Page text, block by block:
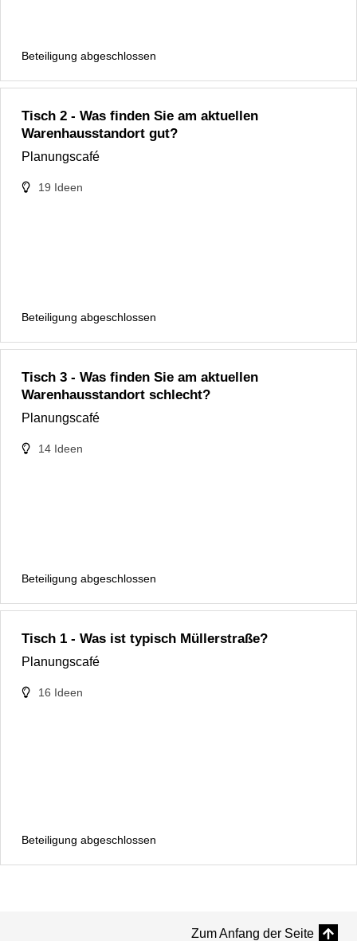
Beteiligung abgeschlossen
Tisch 2 - Was finden Sie am aktuellen
Warenhausstandort gut?
Planungscafé
19 Ideen
Beteiligung abgeschlossen
Tisch 3 - Was finden Sie am aktuellen
Warenhausstandort schlecht?
Planungscafé
14 Ideen
Beteiligung abgeschlossen
Tisch 1 - Was ist typisch Müllerstraße?
Planungscafé
16 Ideen
Beteiligung abgeschlossen
Zum Anfang der Seite